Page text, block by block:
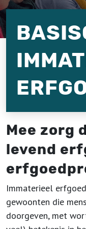
Mee zorg
levend
Immaterieel
gewoonten die
doorgeven, met